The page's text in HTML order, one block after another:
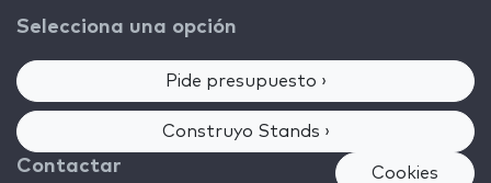
Selecciona una opción
Pide presupuesto ›
Construyo Stands ›
Contactar Cookies